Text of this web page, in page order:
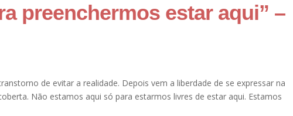
preenchermos estar aqui” –
de evitar a realidade. Depois vem a liberdade de se expressar na
Não estamos aqui só para estarmos livres de estar aqui. Estamos